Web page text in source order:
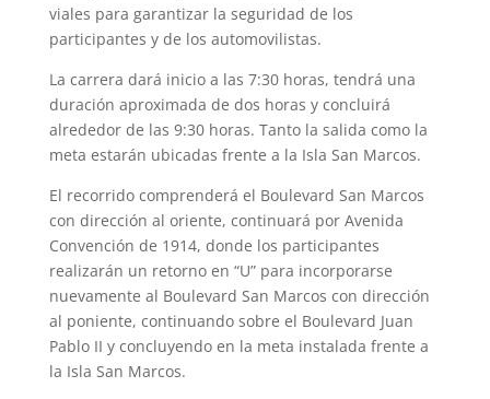
viales para garantizar la seguridad de los
participantes y de los automovilistas.
La carrera dará inicio a las 7:30 horas, tendrá una
duración aproximada de dos horas y concluirá
alrededor de las 9:30 horas. Tanto la salida como la
meta estarán ubicadas frente a la Isla San Marcos.
El recorrido comprenderá el Boulevard San Marcos
con dirección al oriente, continuará por Avenida
Convención de 1914, donde los participantes
realizarán un retorno en “U” para incorporarse
nuevamente al Boulevard San Marcos con dirección
al poniente, continuando sobre el Boulevard Juan
Pablo II y concluyendo en la meta instalada frente a
la Isla San Marcos.